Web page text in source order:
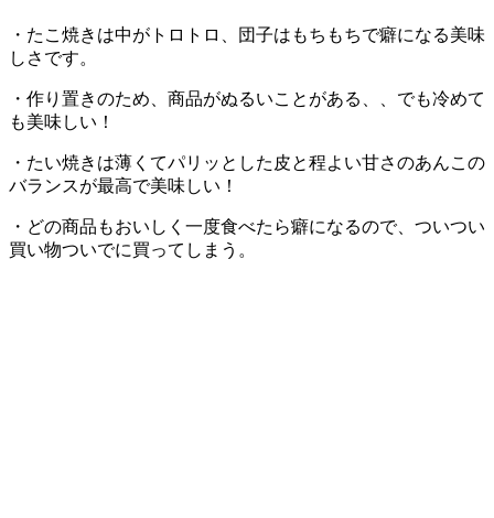
・たこ焼きは中がトロトロ、団子はもちもちで癖になる美味
しさです。
・作り置きのため、商品がぬるいことがある、、でも冷めて
も美味しい！
・たい焼きは薄くてパリッとした皮と程よい甘さのあんこの
バランスが最高で美味しい！
・どの商品もおいしく一度食べたら癖になるので、ついつい
買い物ついでに買ってしまう。